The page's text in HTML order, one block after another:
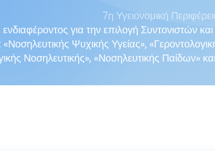
7η Υγειονομική
για την επιλογή Συντονιστών
«Νοσηλευτικής Ψυχικής Υγείας»,
Νοσηλευτικής», «Νοσηλευτικής Παίδων»